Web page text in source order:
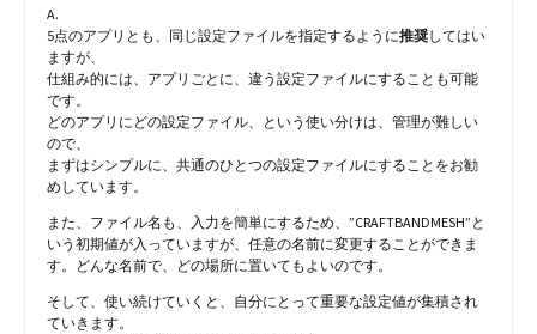
A.
5点のアプリとも、同じ設定ファイルを指定するように推奨してはい
ますが、
仕組み的には、アプリごとに、違う設定ファイルにすることも可能
です。
どのアプリにどの設定ファイル、という使い分けは、管理が難しい
ので、
まずはシンプルに、共通のひとつの設定ファイルにすることをお勧
めしています。
また、ファイル名も、入力を簡単にするため、”CRAFTBANDMESH”と
いう初期値が入っていますが、任意の名前に変更することができま
す。どんな名前で、どの場所に置いてもよいのです。
そして、使い続けていくと、自分にとって重要な設定値が集積され
ていきます。